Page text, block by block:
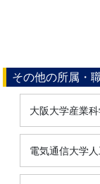
その他の所属・
大阪大学産業
電気通信大学